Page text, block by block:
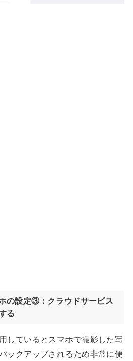
の設定③：クラウドサービス
る
しているとスマホで撮影した写
ックアップされるため非常に便